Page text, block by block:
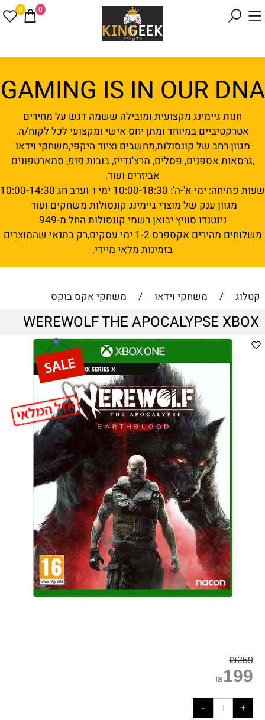
0 0
GAMING IS IN OUR DNA
חנות גיימינג מקצועית ומובילה ששמה דגש על מחירים
אטרקטיביים במיוחד ומתן יחס אישי ומקצועי לכל לקוח/ה.
מגוון רחב של קונסולות,מחשבים וציוד היקפי,משחקי וידאו
,גרסאות אספנים, פסלים, מרצ'נדייז, בובות פופ, סמארטפונים
אביזרים ועוד.
שעות פתיחה: ימי א'-ה': 10:00-18:30 ימי ו' וערב חג 10:00-14:30
מגוון ענק של מוצרי גיימינג קונסולות משחקים ועוד
נינטנדו סוויץ יבואן רשמי קונסולות החל מ-949
משלוחים מהירים אקספרס 1-2 ימי עסקים,רק בתנאי שהמוצרים
בזמינות מלאי מיידי.
קטלוג / משחקי וידאו / משחקי אקס בוקס
WEREWOLF THE APOCALYPSE XBOX
₪259
₪199